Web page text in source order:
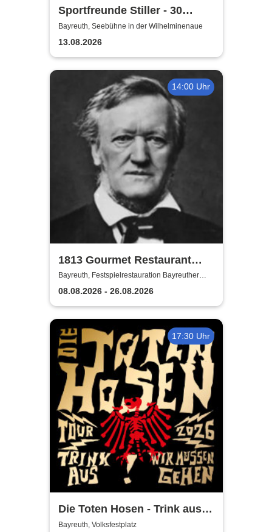
Sportfreunde Stiller - 30
wunderbaren Jahren
Bayreuth, Seebühne in der Wilhelminenaue
13.08.2026
14:00 Uhr
1813 Gourmet Restaurant
2026
Bayreuth, Festspielrestauration Bayreuther
Festspiele
08.08.2026 - 26.08.2026
17:30 Uhr
Die Toten Hosen - Trink aus!
Wir müssen gehen - Tour
Bayreuth, Volksfestplatz